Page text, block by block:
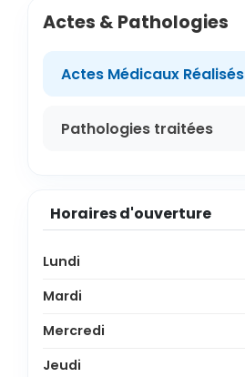
Actes & Pathologies
Actes Médicaux Réalisés
Pathologies traitées
Horaires d'ouverture
Lundi
Mardi
Mercredi
Jeudi